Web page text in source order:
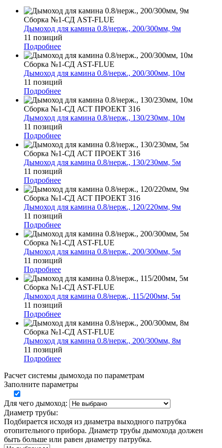
Сборка №1-СД AST-FLUE
Дымоход для камина 0.8/нерж., 200/300мм, 9м
11 позиций
Подробнее
Сборка №1-СД AST-FLUE
Дымоход для камина 0.8/нерж., 200/300мм, 10м
11 позиций
Подробнее
Сборка №1-СД АСТ ПРОЕКТ 316
Дымоход для камина 0.8/нерж., 130/230мм, 10м
11 позиций
Подробнее
Сборка №1-СД АСТ ПРОЕКТ 316
Дымоход для камина 0.8/нерж., 130/230мм, 5м
11 позиций
Подробнее
Сборка №1-СД АСТ ПРОЕКТ 316
Дымоход для камина 0.8/нерж., 120/220мм, 9м
11 позиций
Подробнее
Сборка №1-СД AST-FLUE
Дымоход для камина 0.8/нерж., 200/300мм, 5м
11 позиций
Подробнее
Сборка №1-СД AST-FLUE
Дымоход для камина 0.8/нерж., 115/200мм, 5м
11 позиций
Подробнее
Сборка №1-СД AST-FLUE
Дымоход для камина 0.8/нерж., 200/300мм, 8м
11 позиций
Подробнее
Расчет системы дымохода по параметрам
Заполните параметры
Для чего дымоход:
Диаметр трубы:
Подбирается исходя из диаметра выходного патрубка
отопительного прибора. Диаметр трубы дымохода должен
быть больше или равен диаметру патрубка.